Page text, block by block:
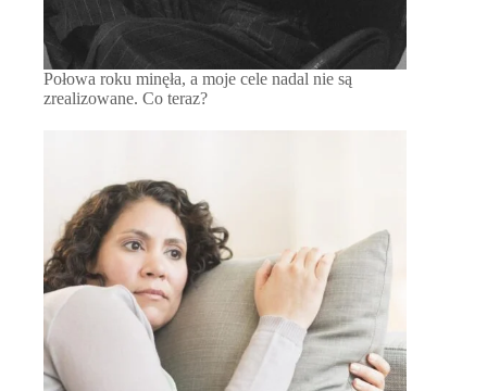
Połowa roku minęła, a moje cele nadal nie są
zrealizowane. Co teraz?